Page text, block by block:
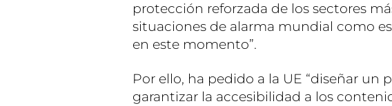
protección reforzada de los sectores
situaciones de alarma mundial como
en este momento”.
Por ello, ha pedido a la UE “diseñar un
garantizar la accesibilidad a los